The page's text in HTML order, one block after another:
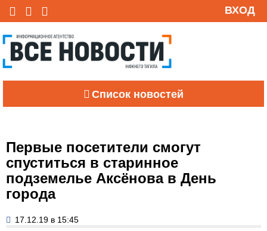
ВХОД
Список новостей
Первые посетители смогут
спуститься в старинное
подземелье Аксёнова в День
города
17.12.19 в 15:45